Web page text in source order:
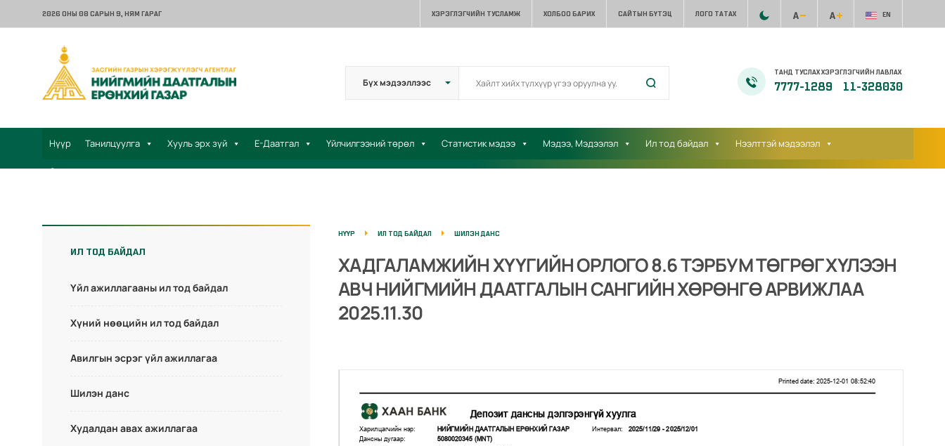
2026 ОНЫ 08 САРЫН 9, НЯМ ГАРАГ ХЭРЭГЛЭГЧИЙН ТУСЛАМЖ ХОЛБОО БАРИХ САЙТЫН БҮТЭЦ ЛОГО ТАТАХ EN
ТАНД ТУСЛАХ ХЭРЭГЛЭГЧИЙН ЛАВЛАХ
7777-1289 11-328030
Нүүр Танилцуулга Хууль эрх зүй Е-Даатгал Үйлчилгээний төрөл Статистик мэдээ Мэдээ, Мэдээлэл Ил тод байдал Нээлттэй мэдээлэл
Санал хүсэлт
ИЛ ТОД БАЙДАЛ
Үйл ажиллагааны ил тод байдал
Хүний нөөцийн ил тод байдал
Авилгын эсрэг үйл ажиллагаа
Шилэн данс
Худалдан авах ажиллагаа
НҮҮР ИЛ ТОД БАЙДАЛ ШИЛЭН ДАНС
ХАДГАЛАМЖИЙН ХҮҮГИЙН ОРЛОГО 8.6 ТЭРБУМ ТӨГРӨГ ХҮЛЭЭН
АВЧ НИЙГМИЙН ДААТГАЛЫН САНГИЙН ХӨРӨНГӨ АРВИЖЛАА
2025.11.30